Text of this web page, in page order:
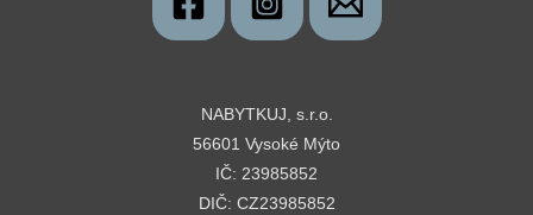
NABYTKUJ, s.r.o.
56601 Vysoké Mýto
IČ: 23985852
DIČ: CZ23985852